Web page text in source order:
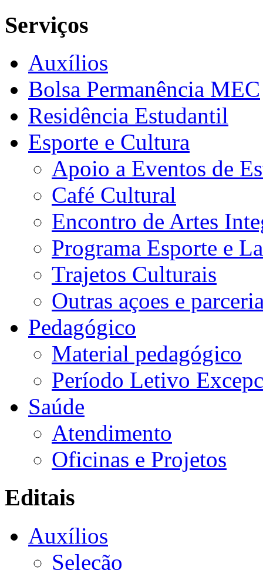
Serviços
Auxílios
Bolsa Permanência MEC
Residência Estudantil
Esporte e Cultura
Apoio a Eventos de
Café Cultural
Encontro de Artes
Programa Esporte e
Trajetos Culturais
Outras açoes e
Pedagógico
Material pedagógico
Período Letivo
Saúde
Atendimento
Oficinas e Projetos
Editais
Auxílios
Seleção